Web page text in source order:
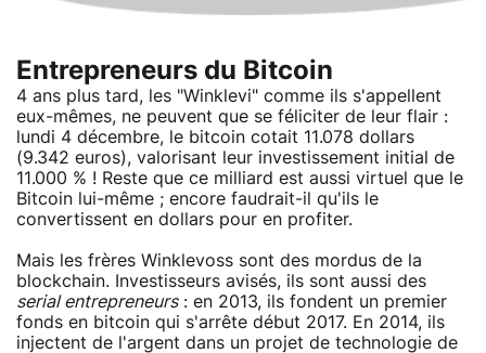
Entrepreneurs du Bitcoin
4 ans plus tard, les "Winklevi" comme ils s'appellent
eux-mêmes, ne peuvent que se féliciter de leur flair :
lundi 4 décembre, le bitcoin cotait 11.078 dollars
(9.342 euros), valorisant leur investissement initial de
11.000 % ! Reste que ce milliard est aussi virtuel que le
Bitcoin lui-même ; encore faudrait-il qu'ils le
convertissent en dollars pour en profiter.
Mais les frères Winklevoss sont des mordus de la
blockchain. Investisseurs avisés, ils sont aussi des
serial entrepreneurs: en 2013, ils fondent un premier
fonds en bitcoin qui s'arrête début 2017. En 2014, ils
injectent de l'argent dans un projet de technologie de